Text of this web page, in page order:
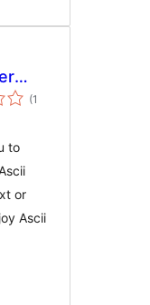
(1
to
or
Ascii